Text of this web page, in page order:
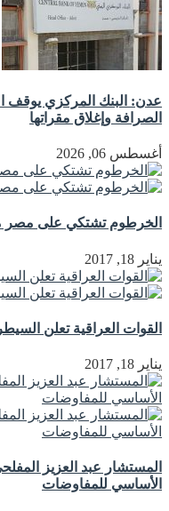
عدن: البنك المركزي يوقف
الصرافة وإغلاق مقراتها
أغسطس 06, 2026
الخرطوم تشتكي على مصر
يناير 18, 2017
القوات العراقية تعلن
يناير 18, 2017
المستشار عبد العزيز
الأساسي للمفاوضات